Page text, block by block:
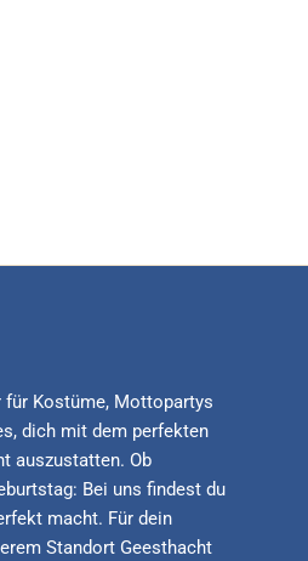
Kostüme, Mottopartys
dich mit dem perfekten
auszustatten. Ob
Bei uns findest du
macht. Für dein
Standort Geesthacht